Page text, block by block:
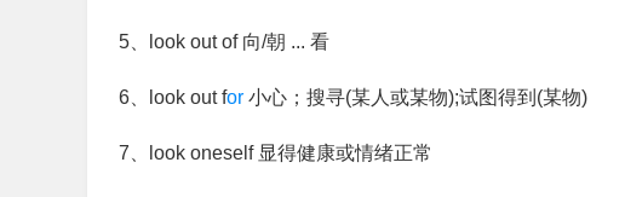
5、look out of 向/朝 ... 看
6、look out for 小心；搜寻(某人或某物);试图得到(某物)
7、look oneself 显得健康或情绪正常